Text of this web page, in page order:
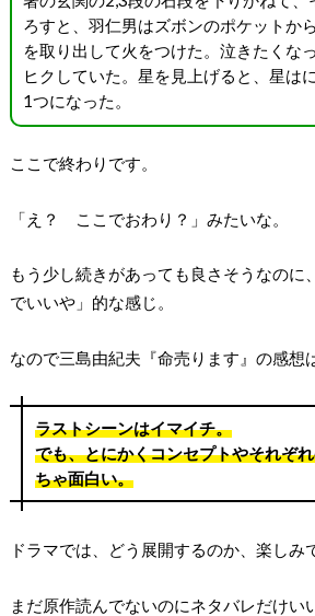
ろすと、羽仁男はズボンのポケットか
を取り出して火をつけた。泣きたくな
ヒクしていた。星を見上げると、星は
1つになった。
ここで終わりです。
「え？ ここでおわり？」みたいな。
もう少し続きがあっても良さそうなのに
でいいや」的な感じ。
なので三島由紀夫『命売ります』の感想
ラストシーンはイマイチ。
でも、とにかくコンセプトやそれぞ
ちゃ面白い。
ドラマでは、どう展開するのか、楽しみ
まだ原作読んでないのにネタバレだけい